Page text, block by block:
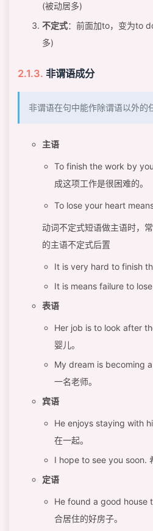
(被动居多)
不定式：前面加to，变为to
多)
非谓语成分
非谓语在句中能作除谓语以外的
主语
To finish the work by
成这项工作是很困难的。
To lose your heart
动词不定式短语做主语时，
的主语不定式后置
It is very hard to finish
It is means failure to
表语
Her job is to look after
婴儿。
My dream is becoming
一名老师。
宾语
He enjoys staying with
在一起。
I hope to see you soon.
定语
He found a good house
合居住的好房子。